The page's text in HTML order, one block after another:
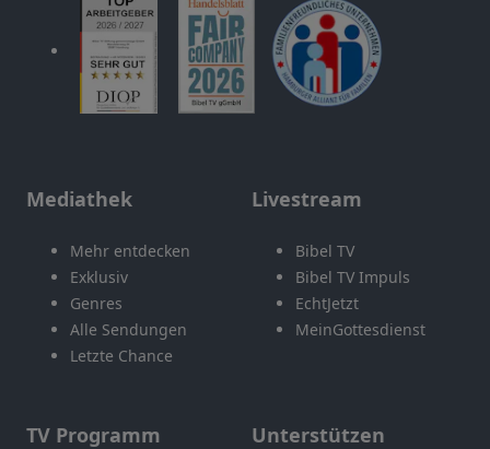
Mediathek
Mehr entdecken
Exklusiv
Genres
Alle Sendungen
Letzte Chance
Livestream
Bibel TV
Bibel TV Impuls
EchtJetzt
MeinGottesdienst
TV Programm Unterstützen